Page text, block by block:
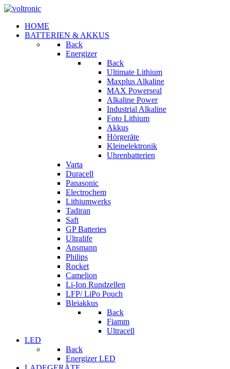
HOME
BATTERIEN & AKKUS
Back
Energizer
Back
Ultimate Lithium
Maxplus Alkaline
MAX Powerseal
Alkaline Power
Industrial Alkaline
Foto Lithium
Akkus
Hörgeräte
Kleinelektronik
Uhrenbatterien
Varta
Duracell
Panasonic
Electrochem
Lithiumwerks
Tadiran
Saft
GP Batteries
Ultralife
Ansmann
Philips
Rocket
Camelion
Li-Ion Rundzellen
LFP/ LiPo Pouch
Bleiakkus
Back
Fiamm
Ultracell
LED
Back
Energizer LED